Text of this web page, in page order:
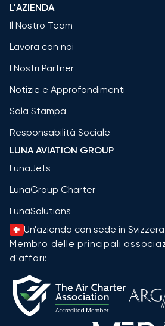
L'AZIENDA
Il Nostro Team
Lavora con noi
I Nostri Partner
Notizie e Approfondimenti
Sala Stampa
Responsabilità Sociale
LUNA AVIATION GROUP
LunaJets
LunaGroup Charter
LunaSolutions
Un'azienda con sede in Svizzera
Membro delle principali
d'affari: